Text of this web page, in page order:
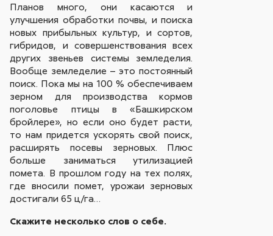
Планов много, они касаются и
улучшения обработки почвы, и поиска
новых прибыльных культур, и сортов,
гибридов, и совершенствования всех
других звеньев системы земледелия.
Вообще земледелие – это постоянный
поиск. Пока мы на 100 % обеспечиваем
зерном для производства кормов
поголовье птицы в «Башкирском
бройлере», но если оно будет расти,
то нам придется ускорять свой поиск,
расширять посевы зерновых. Плюс
больше заниматься утилизацией
помета. В прошлом году на тех полях,
где вносили помет, урожаи зерновых
достигали 65 ц/га…
Скажите несколько слов о себе.